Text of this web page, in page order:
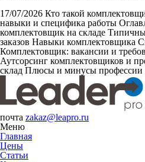
17/07/2026 Кто такой
навыки и специфика работы
комплектовщик на складе
заказов Навыки комплектовщика
Комплектовщик: вакансии и
Аутсорсинг комплектовщиков и
склад Плюсы и минусы профессии
почта zakaz@leapro.ru
Меню
Главная
Цены
Статьи